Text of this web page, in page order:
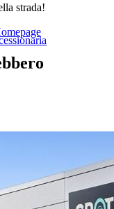
strada!